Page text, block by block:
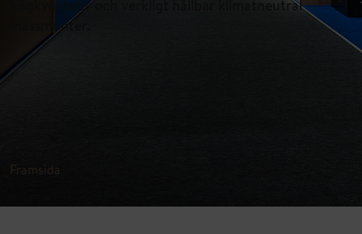
högkvalitativ och verkligt hållbar klimatneutral
mässmonter.
Framsida